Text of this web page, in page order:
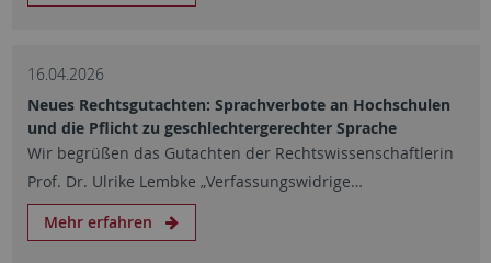
16.04.2026
Neues Rechtsgutachten: Sprachverbote an Hochschulen
und die Pflicht zu geschlechtergerechter Sprache
Wir begrüßen das Gutachten der Rechtswissenschaftlerin
Prof. Dr. Ulrike Lembke „Verfassungswidrige…
Mehr erfahren